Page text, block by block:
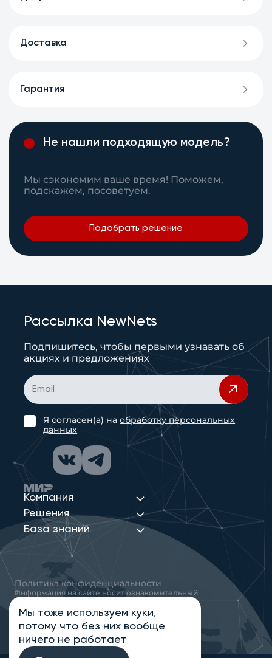
Доставка
Гарантия
Не нашли подходящую модель?
Мы сэкономим ваше время! Поможем,
подскажем, посоветуем.
Подобрать решение
Компания
Решения
База знаний
Рассылка NewNets
Подпишитесь, чтобы первыми узнавать об
акциях и предложениях
Я согласен(а) наобработку персональных
данных
Политика конфиденциальности
Информация на сайте носит ознакомительный
характер и не является публичной офертой,
определяемой положениями статьи 437
Гражданского кодекса РФ
© 2013-2026 Новые Сети Интеграция
Мы тоже используем куки,
потому что без них вообще
ничего не работает